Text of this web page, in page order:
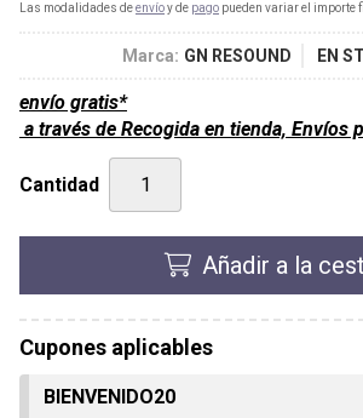
Las modalidades deenvíoy de pago pueden variar el importe
Marca: GN RESOUND EN
envío gratis*
a través de Recogida en tienda, Envíos
Cantidad
Añadir a la
Cupones aplicables
BIENVENIDO20